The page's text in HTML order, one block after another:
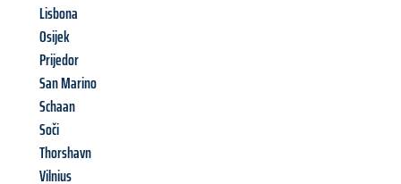
Lisbona
Osijek
Prijedor
San Marino
Schaan
Soči
Thorshavn
Vilnius